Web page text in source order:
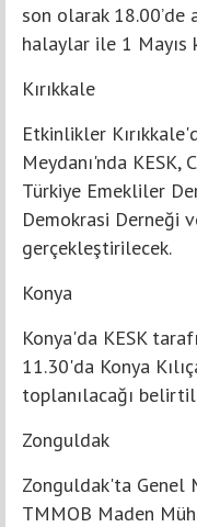
son olarak 18.00’de
halaylar ile 1 Mayıs
Kırıkkale
Etkinlikler
Meydanı'nda KESK,
Türkiye Emekliler
Demokrasi Derneği
gerçekleştirilecek.
Konya
Konya'da KESK
11.30'da Konya
toplanılacağı
Zonguldak
Zonguldak'ta Genel
TMMOB Maden